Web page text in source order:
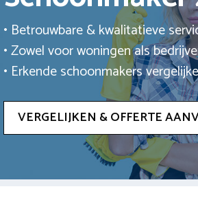
• Betrouwbare & kwalitatieve
• Zowel voor woningen als
• Erkende schoonmakers
VERGELIJKEN & OFFERTE